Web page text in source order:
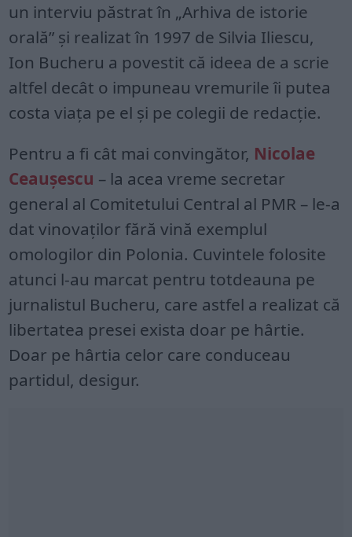
un interviu păstrat în „Arhiva de istorie
orală” şi realizat în 1997 de Silvia Iliescu,
Ion Bucheru a povestit că ideea de a scrie
altfel decât o impuneau vremurile îi putea
costa viaţa pe el şi pe colegii de redacţie.
Pentru a fi cât mai convingător, Nicolae
Ceauşescu – la acea vreme secretar
general al Comitetului Central al PMR – le-a
dat vinovaţilor fără vină exemplul
omologilor din Polonia. Cuvintele folosite
atunci l-au marcat pentru totdeauna pe
jurnalistul Bucheru, care astfel a realizat că
libertatea presei exista doar pe hârtie.
Doar pe hârtia celor care conduceau
partidul, desigur.